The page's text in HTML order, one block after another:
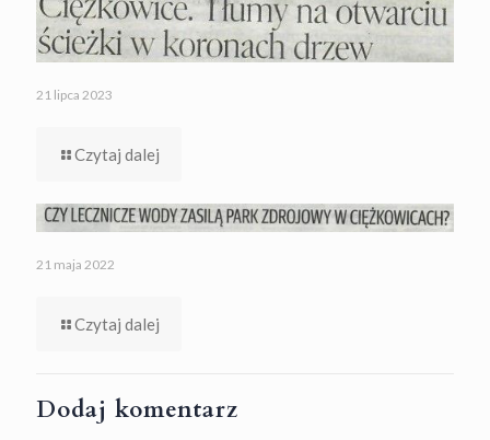
21 lipca 2023
Czytaj dalej
21 maja 2022
Czytaj dalej
Dodaj komentarz